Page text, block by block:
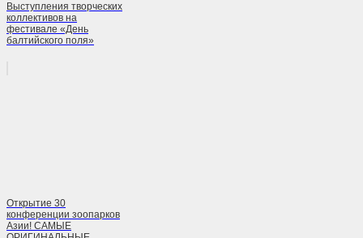
Выступления творческих
коллективов на
фестивале «День
балтийского поля»
Открытие 30
конференции зоопарков
Азии! САМЫЕ